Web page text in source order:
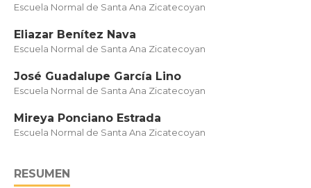
Escuela Normal de Santa Ana Zicatecoyan
Eliazar Benítez Nava
Escuela Normal de Santa Ana Zicatecoyan
José Guadalupe García Lino
Escuela Normal de Santa Ana Zicatecoyan
Mireya Ponciano Estrada
Escuela Normal de Santa Ana Zicatecoyan
RESUMEN